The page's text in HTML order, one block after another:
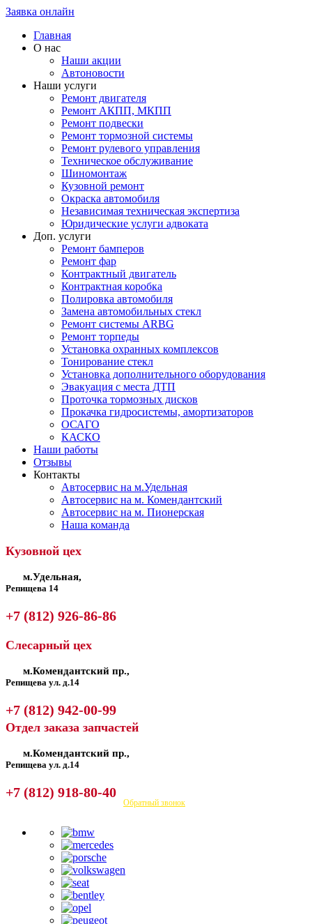
Заявка онлайн
Главная
О нас
Наши акции
Автоновости
Наши услуги
Ремонт двигателя
Ремонт АКПП, МКПП
Ремонт подвески
Ремонт тормозной системы
Ремонт рулевого управления
Техническое обслуживание
Шиномонтаж
Кузовной ремонт
Окраска автомобиля
Независимая техническая экспертиза
Юридические услуги адвоката
Доп. услуги
Ремонт бамперов
Ремонт фар
Контрактный двигатель
Контрактная коробка
Полировка автомобиля
Замена автомобильных стекл
Ремонт системы ARBG
Ремонт торпеды
Установка охранных комплексов
Тонирование стекл
Установка дополнительного оборудования
Эвакуация с места ДТП
Проточка тормозных дисков
Прокачка гидросистемы, амортизаторов
ОСАГО
КАСКО
Наши работы
Отзывы
Контакты
Автосервис на м.Удельная
Автосервис на м. Комендантский
Автосервис на м. Пионерская
Наша команда
Кузовной цех
м.Удельная,
Репищева 14
+7 (812) 926-86-86
Слесарный цех
м.Комендантский пр.,
Репищева ул. д.14
+7 (812) 942-00-99
Отдел заказа запчастей
м.Комендантский пр.,
Репищева ул. д.14
+7 (812) 918-80-40
Посмотреть на карте Обратный звонок